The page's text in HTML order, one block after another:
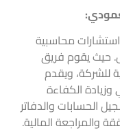
محاسبية
حيث يقوم فريق
للشركة، ويقدم
وزيادة الكفاءة
الحسابات والدفاتر
والمراجعة المالية.